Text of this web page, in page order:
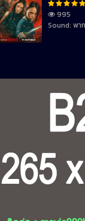
995
Sound: พา